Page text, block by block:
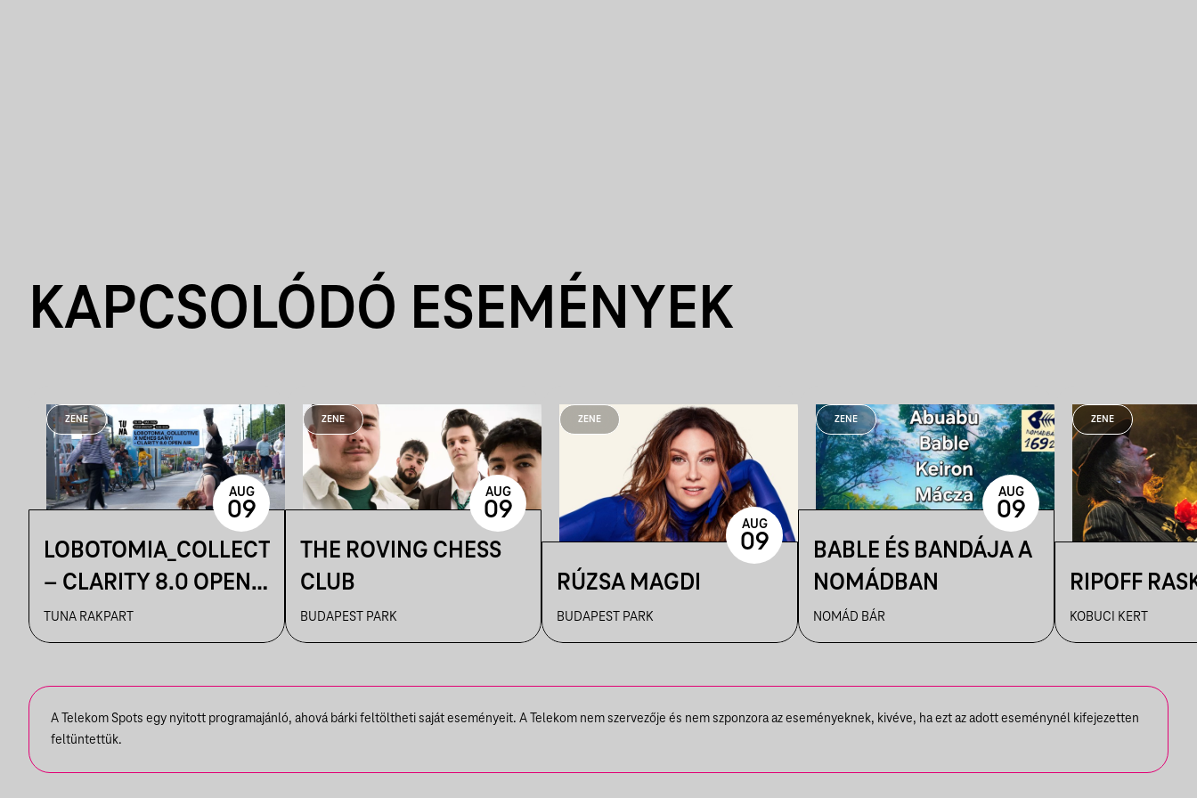
KAPCSOLÓDÓ ESEMÉNYEK
ZENE
LOBOTOMIA_COLLECTIVE
– CLARITY 8.0 OPEN
AIR
TUNA RAKPART
AUG
09
ZENE
THE ROVING CHESS
CLUB
BUDAPEST PARK
AUG
09
ZENE
RÚZSA MAGDI
BUDAPEST PARK
AUG
09
ZENE
BABLE ÉS BANDÁJA A
NOMÁDBAN
NOMÁD BÁR
AUG
09
ZENE
RIPOFF
KOBUCI KERT
A Telekom Spots egy nyitott programajánló, ahová bárki feltöltheti saját eseményeit. A Telekom nem szervezője és nem szponzora az eseményeknek, kivéve, ha ezt az adott eseménynél kifejezetten
feltüntettük.